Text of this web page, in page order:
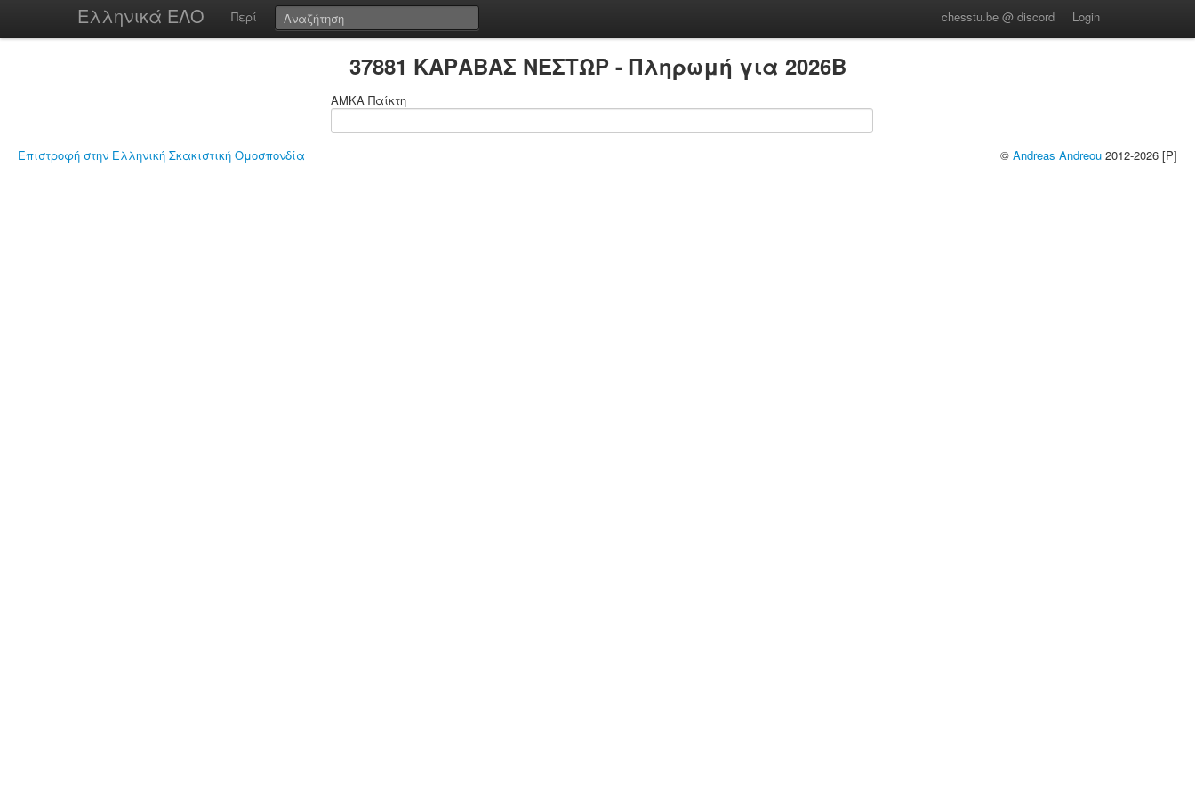
Ελληνικά ΕΛΟ Περί chesstu.be @ discord Login
37881 ΚΑΡΑΒΑΣ ΝΕΣΤΩΡ - Πληρωμή για 2026B
ΑΜΚΑ Παίκτη
Επιστροφή στην Ελληνική Σκακιστική Ομοσπονδία © Andreas Andreou 2012-2026 [P]